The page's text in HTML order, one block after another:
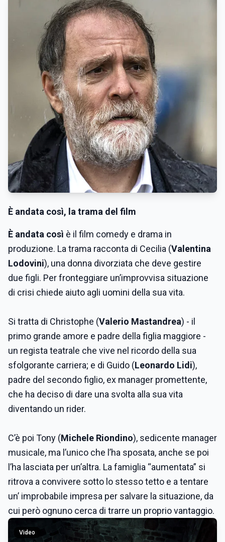
È andata così, la trama del film
È andata così è il film comedy e drama in
produzione. La trama racconta di Cecilia (Valentina
Lodovini), una donna divorziata che deve gestire
due figli. Per fronteggiare un’improvvisa situazione
di crisi chiede aiuto agli uomini della sua vita.
Si tratta di Christophe (Valerio Mastandrea) - il
primo grande amore e padre della figlia maggiore -
un regista teatrale che vive nel ricordo della sua
sfolgorante carriera; e di Guido (Leonardo Lidi),
padre del secondo figlio, ex manager promettente,
che ha deciso di dare una svolta alla sua vita
diventando un rider.
C’è poi Tony (Michele Riondino), sedicente manager
musicale, ma l’unico che l’ha sposata, anche se poi
l’ha lasciata per un’altra. La famiglia “aumentata” si
ritrova a convivere sotto lo stesso tetto e a tentare
un’ improbabile impresa per salvare la situazione, da
cui però ognuno cerca di trarre un proprio vantaggio.
Video